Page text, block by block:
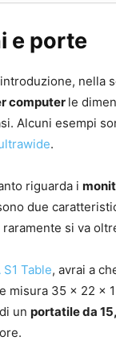
e porte
nella
computer le
Alcuni esempi
.
riguarda i
due
si va
S1 Table, avrai a
misura 35 x 22 x
un portatile da